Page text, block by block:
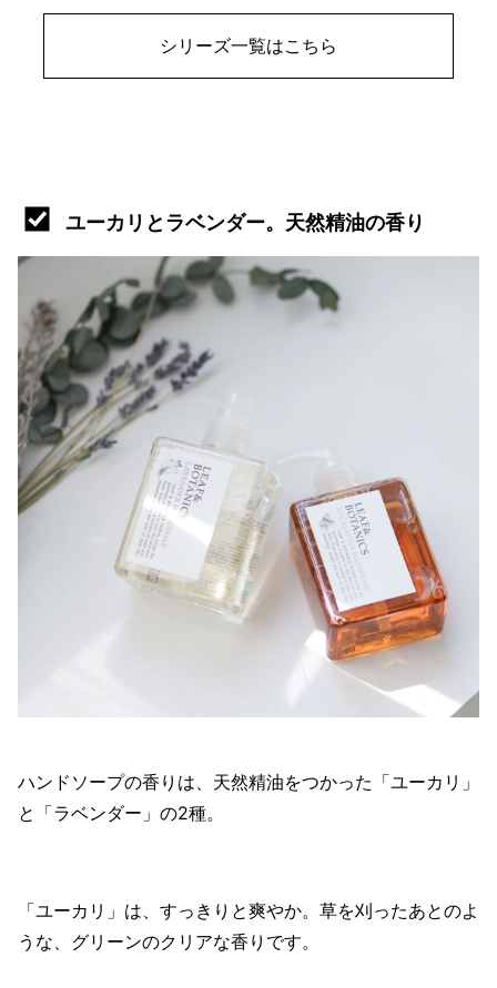
シリーズ一覧はこちら
ユーカリとラベンダー。天然精油の香り
ハンドソープの香りは、天然精油をつかった「ユーカリ」
と「ラベンダー」の2種。
「ユーカリ」は、すっきりと爽やか。草を刈ったあとのよ
うな、グリーンのクリアな香りです。